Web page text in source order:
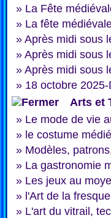
» La Fête
» La fête
» Après midi sous
» Après midi sous
» Après midi sous
» 18 octobre
Arts et
» Le mode de vie
» le costume
» Modèles,
» La gastronomie
» Les jeux au
» l'Art de la fresque
» L'art du vitrail,